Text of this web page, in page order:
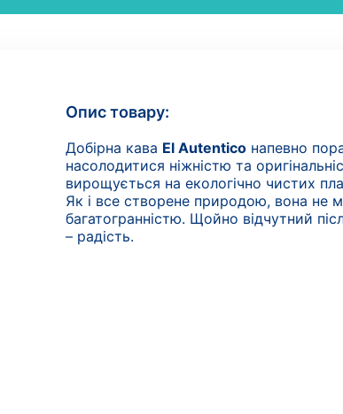
Опис товару:
Добірна кава El Autentico напевно
насолодитися ніжністю та
вирощується на екологічно чистих
Як і все створене природою, вона не
багатогранністю. Щойно відчутний
– радість.